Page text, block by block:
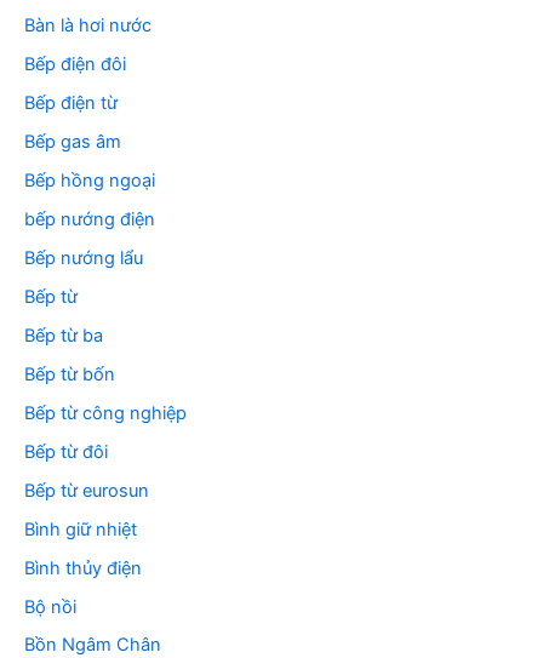
Bàn là hơi nước
Bếp điện đôi
Bếp điện từ
Bếp gas âm
Bếp hồng ngoại
bếp nướng điện
Bếp nướng lẩu
Bếp từ
Bếp từ ba
Bếp từ bốn
Bếp từ công nghiệp
Bếp từ đôi
Bếp từ eurosun
Bình giữ nhiệt
Bình thủy điện
Bộ nồi
Bồn Ngâm Chân